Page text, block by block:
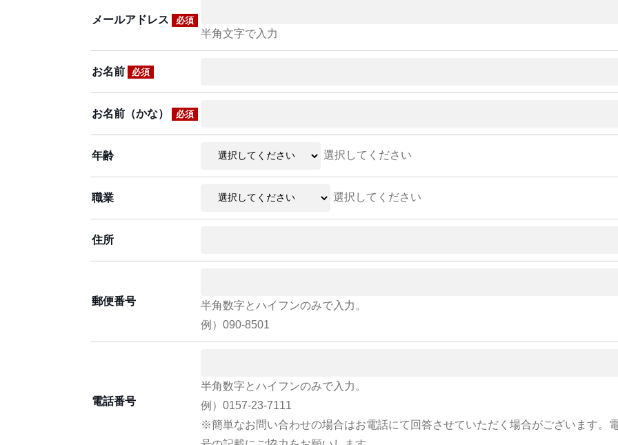
メールアドレス 必須
半角文字で入力
お名前 必須
お名前（かな） 必須
年齢 選択してください
職業 選択してください
住所
郵便番号
半角数字とハイフンのみで入力。
例）090-8501
電話番号
半角数字とハイフンのみで入力。
例）0157-23-7111
※簡単なお問い合わせの場合はお電話にて回答させていただく場合がございます。